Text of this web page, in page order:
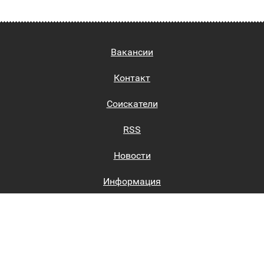
Вакансии
Контакт
Соискатели
RSS
Новости
Информация